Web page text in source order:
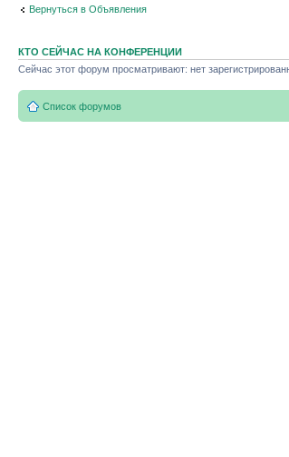
Вернуться в Объявления
КТО СЕЙЧАС НА КОНФЕРЕНЦИИ
Сейчас этот форум просматривают: нет
Список форумов